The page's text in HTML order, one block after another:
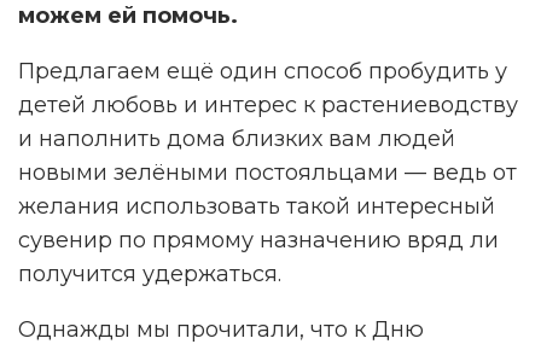
можем ей помочь.
Предлагаем ещё один способ пробудить у
детей любовь и интерес к растениеводству
и наполнить дома близких вам людей
новыми зелёными постояльцами — ведь от
желания использовать такой интересный
сувенир по прямому назначению вряд ли
получится удержаться.
Однажды мы прочитали, что к Дню